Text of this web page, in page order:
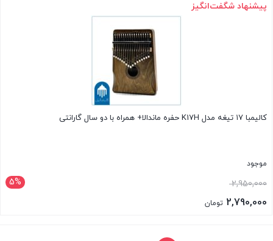
بستن
پیشنهاد شگفت‌انگیز
کالیمبا ۱۷ تیغه مدل K17H حفره ماندالا+ همراه با دو سال گارانتی
موجود
5% 2,950,000
2,790,000 تومان